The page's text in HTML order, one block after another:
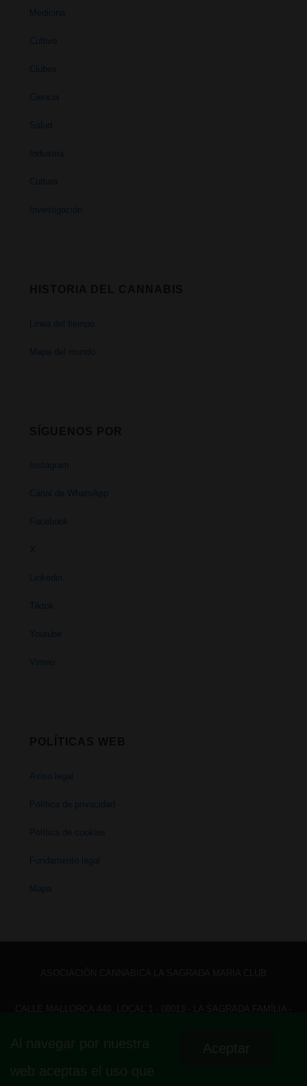
Medicina
Cultivo
Clubes
Ciencia
Salud
Industria
Cultura
Investigación
Linea del tiempo
Mapa del mundo
Instagram
Canal de WhatsApp
Facebook
X
Linkedin
Tiktok
Youtube
Vimeo
Aviso legal
Política de privacidad
Política de cookies
Fundamento legal
Mapa
Menú
Fundamento legal
Al navegar por nuestra
web aceptas el uso que